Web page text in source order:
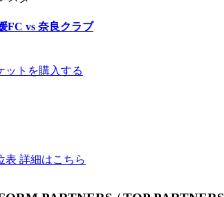
FC vs 奈良クラブ
ットを購入する
表 詳細はこちら